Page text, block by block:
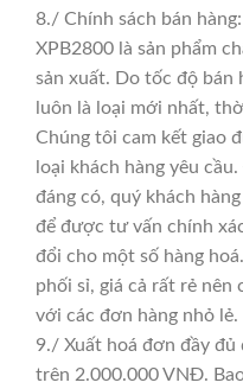
8./ Chính sách bán
XPB2800 là sản phẩm
sản xuất. Do tốc độ bán
luôn là loại mới nhất,
Chúng tôi cam kết giao
loại khách hàng yêu
đáng có, quý khách
để được tư vấn chính
đổi cho một số hàng
phối sỉ, giá cả rất rẻ
với các đơn hàng nhỏ lẻ.
9./ Xuất hoá đơn đầy
trên 2.000.000 VNĐ.